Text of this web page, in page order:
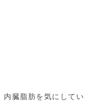
臓脂肪を気にして